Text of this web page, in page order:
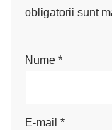
obligatorii sunt
Nume *
E-mail *